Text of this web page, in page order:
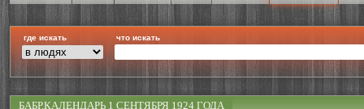
где искать что искать
БАБР.КАЛЕНДАРЬ 1 СЕНТЯБРЯ 1924 ГОДА